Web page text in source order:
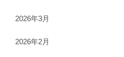
2026年3月
2026年2月